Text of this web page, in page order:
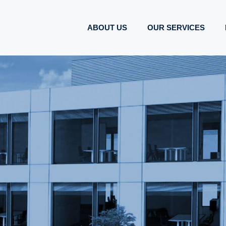
ABOUT US OUR SERVICES
TGA Solutions plus – Technische Gebäudeausrüstung